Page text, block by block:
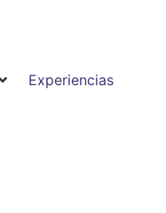
Experiencias